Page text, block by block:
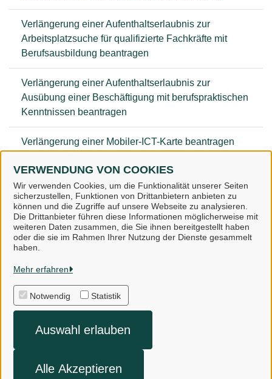
VERWENDUNG VON COOKIES
Wir verwenden Cookies, um die Funktionalität unserer Seiten
sicherzustellen, Funktionen von Drittanbietern anbieten zu
können und die Zugriffe auf unsere Webseite zu analysieren.
Die Drittanbieter führen diese Informationen möglicherweise mit
weiteren Daten zusammen, die Sie ihnen bereitgestellt haben
oder die sie im Rahmen Ihrer Nutzung der Dienste gesammelt
haben.
Mehr erfahren
Notwendig Statistik
Auswahl erlauben
Alle Akzeptieren
Verlängerung einer Aufenthaltserlaubnis zur
Arbeitsplatzsuche für qualifizierte Fachkräfte mit
Berufsausbildung beantragen
Verlängerung einer Aufenthaltserlaubnis zur
Ausübung einer Beschäftigung mit berufspraktischen
Kenntnissen beantragen
Verlängerung einer Mobiler-ICT-Karte beantragen
Verpflichtungserklärung
Landkreis Osnabrück
Alle Rechte vorbehalten
Kontakt